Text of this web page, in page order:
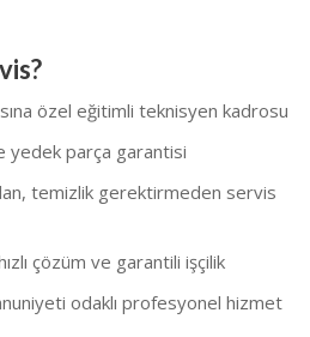
özel eğitimli teknisyen kadrosu
yedek parça garantisi
temizlik gerektirmeden servis
çözüm ve garantili işçilik
odaklı profesyonel hizmet